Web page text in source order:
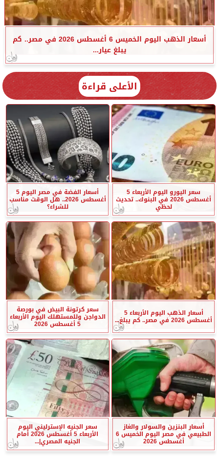
أسعار الذهب اليوم الخميس 6 أغسطس 2026 في مصر.. كم
يبلغ عيار...
الأعلى قراءة
سعر اليورو اليوم الأربعاء 5
أغسطس 2026 في البنوك.. تحديث
لحظي
أسعار الفضة في مصر اليوم 5
أغسطس 2026.. هل الوقت مناسب
للشراء؟
أسعار الذهب اليوم الأربعاء 5
أغسطس 2026 في مصر.. كم يبلغ...
سعر كرتونة البيض في بورصة
الدواجن وللمستهلك اليوم الأربعاء
5 أغسطس 2026
أسعار البنزين والسولار والغاز
الطبيعي في مصر اليوم الخميس 6
أغسطس 2026
سعر الجنيه الإسترليني اليوم
الأربعاء 5 أغسطس 2026 أمام
الجنيه المصري|...